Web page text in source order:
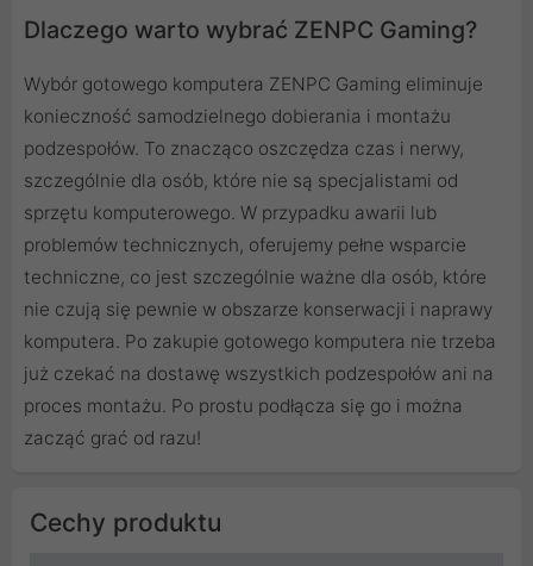
Dlaczego warto wybrać ZENPC Gaming?
Wybór gotowego komputera ZENPC Gaming eliminuje
konieczność samodzielnego dobierania i montażu
podzespołów. To znacząco oszczędza czas i nerwy,
szczególnie dla osób, które nie są specjalistami od
sprzętu komputerowego. W przypadku awarii lub
problemów technicznych, oferujemy pełne wsparcie
techniczne, co jest szczególnie ważne dla osób, które
nie czują się pewnie w obszarze konserwacji i naprawy
komputera. Po zakupie gotowego komputera nie trzeba
już czekać na dostawę wszystkich podzespołów ani na
proces montażu. Po prostu podłącza się go i można
zacząć grać od razu!
Cechy produktu